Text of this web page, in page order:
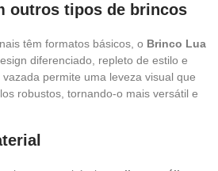
outros tipos de brincos
têm formatos básicos, o Brinco Lua
diferenciado, repleto de estilo e
permite uma leveza visual que
robustos, tornando-o mais versátil e